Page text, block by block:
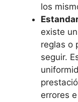
los
existe
reglas o
seguir.
errores